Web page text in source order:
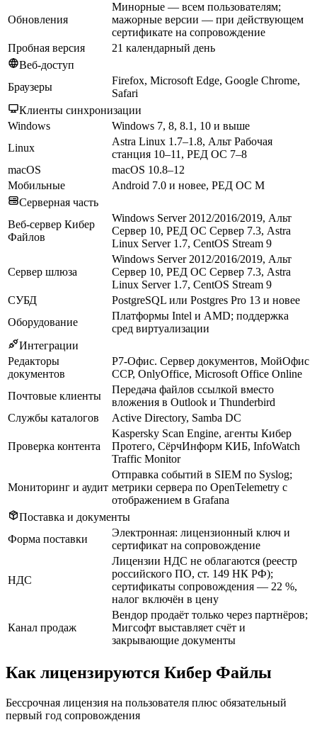
Обновления
Минорные — всем пользователям;
мажорные версии — при действующем
сертификате на сопровождение
Пробная версия
21 календарный день
Веб-доступ
Браузеры
Firefox, Microsoft Edge, Google Chrome,
Safari
Клиенты синхронизации
Windows
Windows 7, 8, 8.1, 10 и выше
Linux
Astra Linux 1.7–1.8, Альт Рабочая
станция 10–11, РЕД ОС 7–8
macOS
macOS 10.8–12
Мобильные
Android 7.0 и новее, РЕД ОС М
Серверная часть
Веб-сервер Кибер
Файлов
Windows Server 2012/2016/2019, Альт
Сервер 10, РЕД ОС Сервер 7.3, Astra
Linux Server 1.7, CentOS Stream 9
Сервер шлюза
Windows Server 2012/2016/2019, Альт
Сервер 10, РЕД ОС Сервер 7.3, Astra
Linux Server 1.7, CentOS Stream 9
СУБД
PostgreSQL или Postgres Pro 13 и новее
Оборудование
Платформы Intel и AMD; поддержка
сред виртуализации
Интеграции
Редакторы
документов
Р7-Офис. Сервер документов, МойОфис
ССР, OnlyOffice, Microsoft Office Online
Почтовые клиенты
Передача файлов ссылкой вместо
вложения в Outlook и Thunderbird
Службы каталогов
Active Directory, Samba DC
Проверка контента
Kaspersky Scan Engine, агенты Кибер
Протего, СёрчИнформ КИБ, InfoWatch
Traffic Monitor
Мониторинг и аудит
Отправка событий в SIEM по Syslog;
метрики сервера по OpenTelemetry с
отображением в Grafana
Поставка и документы
Форма поставки
Электронная: лицензионный ключ и
сертификат на сопровождение
НДС
Лицензии НДС не облагаются (реестр
российского ПО, ст. 149 НК РФ);
сертификаты сопровождения — 22 %,
налог включён в цену
Канал продаж
Вендор продаёт только через партнёров;
Мигсофт выставляет счёт и
закрывающие документы
Как лицензируются Кибер Файлы
Бессрочная лицензия на пользователя плюс обязательный
первый год сопровождения